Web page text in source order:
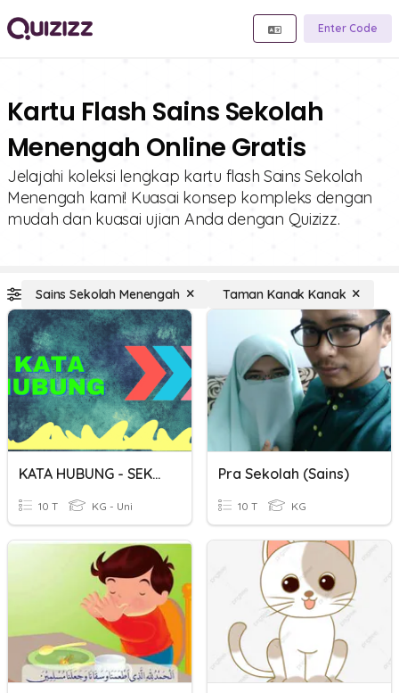
Enter Code
Kartu Flash Sains Sekolah
Menengah Online Gratis
Jelajahi koleksi lengkap kartu flash Sains Sekolah
Menengah kami! Kuasai konsep kompleks dengan
mudah dan kuasai ujian Anda dengan Quizizz.
Sains Sekolah Menengah Taman Kanak Kanak
KATA HUBUNG - SEKOLAH MENENGAH
10 T KG - Uni
Pra Sekolah (Sains)
10 T KG